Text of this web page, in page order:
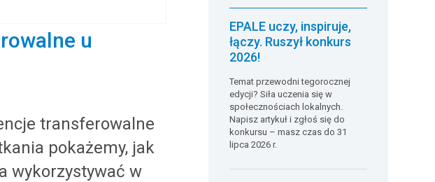
u
transferowalne
pokażemy, jak
wykorzystywać w
EPALE uczy, inspiruje,
łączy. Ruszył konkurs
2026!
Temat przewodni tegorocznej
edycji? Siła uczenia się w
społecznościach lokalnych.
Napisz artykuł i zgłoś się do
konkursu – masz czas do 31
lipca 2026 r.